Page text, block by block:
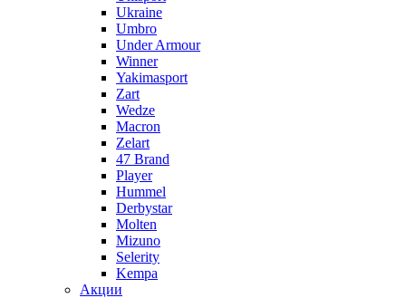
Ukraine
Umbro
Under Armour
Winner
Yakimasport
Zart
Wedze
Macron
Zelart
47 Brand
Player
Hummel
Derbystar
Molten
Mizuno
Selerity
Kempa
Акции